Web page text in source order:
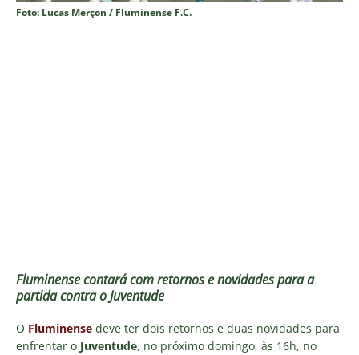
Foto: Lucas Merçon / Fluminense F.C.
Fluminense contará com retornos e novidades para a
partida contra o Juventude
O Fluminense deve ter dois retornos e duas novidades para
enfrentar o Juventude, no próximo domingo, às 16h, no